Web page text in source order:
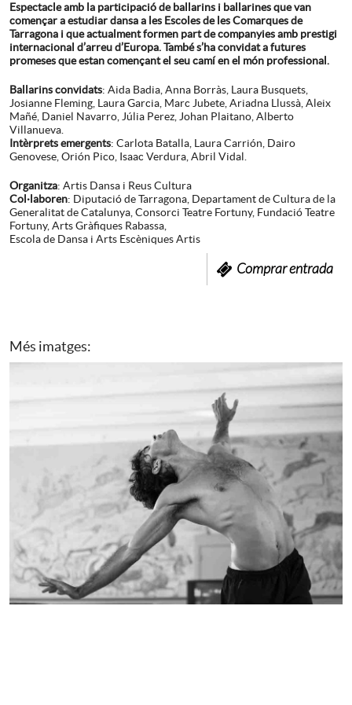
Espectacle amb la participació de ballarins i ballarines que van
començar a estudiar dansa a les Escoles de les Comarques de
Tarragona i que actualment formen part de companyies amb prestigi
internacional d’arreu d’Europa. També s’ha convidat a futures
promeses que estan començant el seu camí en el món professional.
Ballarins convidats: Aida Badia, Anna Borràs, Laura Busquets,
Josianne Fleming, Laura Garcia, Marc Jubete, Ariadna Llussà, Aleix
Mañé, Daniel Navarro, Júlia Perez, Johan Plaitano, Alberto
Villanueva.
Intèrprets emergents: Carlota Batalla, Laura Carrión, Dairo
Genovese, Orión Pico, Isaac Verdura, Abril Vidal.
Organitza: Artis Dansa i Reus Cultura
Col·laboren: Diputació de Tarragona, Departament de Cultura de la
Generalitat de Catalunya, Consorci Teatre Fortuny, Fundació Teatre
Fortuny, Arts Gràfiques Rabassa,
Escola de Dansa i Arts Escèniques Artis
Comprar entrada
Més imatges: